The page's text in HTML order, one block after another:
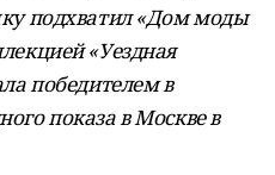
подхватил «Дом моды
«Уездная
победителем в
показа в Москве в